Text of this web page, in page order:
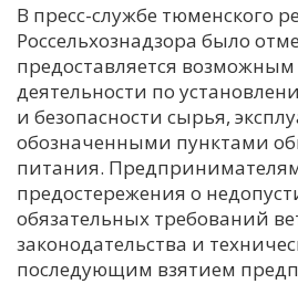
В пресс-службе тюменского
Россельхознадзора было
предоставляется
деятельности по
и безопасности сырья,
обозначенными пунктами
питания.
предостережения о
обязательных требований
законодательства и
последующим взятием